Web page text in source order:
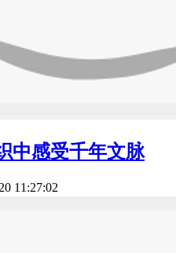
中感受千年文脉
11:27:02